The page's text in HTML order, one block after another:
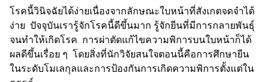
โรคนี้วินิจฉัยได้ง่ายเนื่องจากลักษณะใบหน้าที่สังเกตจดจำได้
ง่าย ปัจจุบันเรารู้จักโรคนี้ดีขึ้นมาก รู้จักยีนที่มีการกลายพันธุ์
จนทำให้เกิดโรค การผ่าตัดแก้ไขความพิการบนใบหน้าก็ได้
ผลดีขึ้นเรื่อย ๆ โดยสิ่งที่นักวิจัยสนใจตอนนี้คือการศึกษายีน
ในระดับโมเลกุลและการป้องกันการเกิดความพิการตั้งแต่ใน